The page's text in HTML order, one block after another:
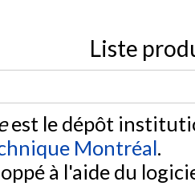
Liste
est le dépôt
Montréal.
à l'aide du